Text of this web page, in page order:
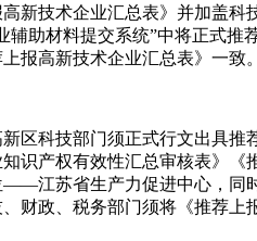
新技术企业汇总表》并加盖
辅助材料提交系统”中将正式
报高新技术企业汇总表》一致。
区科技部门须正式行文出具推
知识产权有效性汇总审核表》
——江苏省生产力促进中心，同
、财政、税务部门须将《推荐